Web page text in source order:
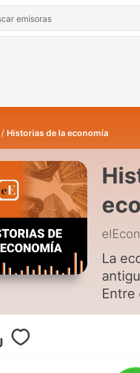
Historias de la economía
La
Entre
y la